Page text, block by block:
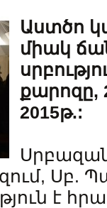
Աստծո
միակ
քարոզը,
2015թ.:
Սբ.
է